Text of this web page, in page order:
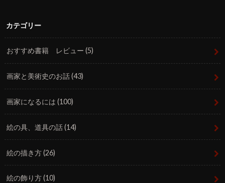
カテゴリー
おすすめ書籍 レビュー(5)
画家と美術史のお話(43)
画家になるには(100)
絵の具、道具の話(14)
絵の描き方(26)
絵の飾り方(10)